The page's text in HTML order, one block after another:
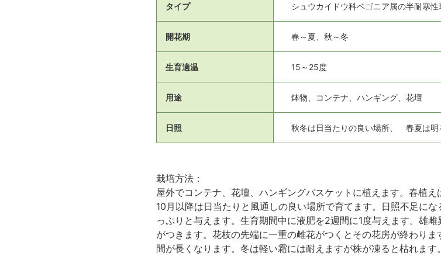
タイプ シュウカイドウ科ベゴニア属の半耐寒性
開花期 春～夏、秋～冬
生育適温 15～25度
用途 鉢物、コンテナ、ハンギング、花壇
日照 秋冬は日当たりの良い場所、 春夏は明
栽培方法：
屋外でコンテナ、花壇、ハンギングバスケットに植えます。春植
10月以降は日当たりと風通しの良い場所で育てます。日照不足に
っぷりと与えます。生育期間中に液肥を2週間に1度与えます。雄
がつきます。花枝の先端に一重の雌花がつくとその花房が終わり
間が長くなります。冬は軽い霜には耐えますが株が凍ると枯れま